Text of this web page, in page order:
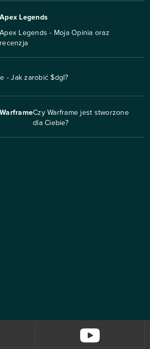
Apex Legends
Apex Legends - Moja Opinia oraz
recenzja
- Jak zarobić $dgl?
WarframeCzy Warframe jest stworzone
dla Ciebie?